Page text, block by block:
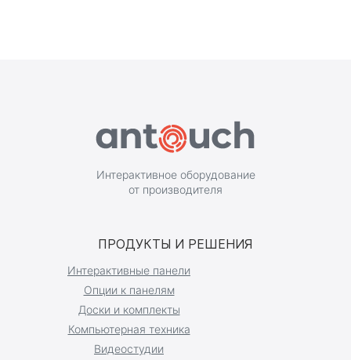
Интерактивное оборудование
от производителя
ПРОДУКТЫ И РЕШЕНИЯ
Интерактивные панели
Доски и комплекты
Опции к панелям
Компьютерная техника
Видеостудии